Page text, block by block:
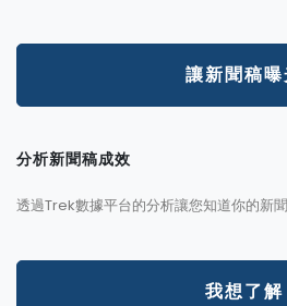
讓新聞稿曝
分析新聞稿成效
透過Trek數據平台的分析讓您知道你的新
我想了解